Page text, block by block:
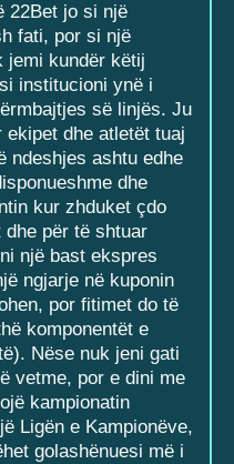
22Bet jo si një
fati, por si një
jemi kundër këtij
institucioni ynë i
së linjës. Ju
ekipet dhe atletët tuaj
ndeshjes ashtu edhe
dhe
kur zhduket çdo
për të shtuar
një bast ekspres
ngjarje në kuponin
por fitimet do të
komponentët e
Nëse nuk jeni gati
vetme, por e dini me
kampionatin
Ligën e Kampionëve,
golashënuesi më i